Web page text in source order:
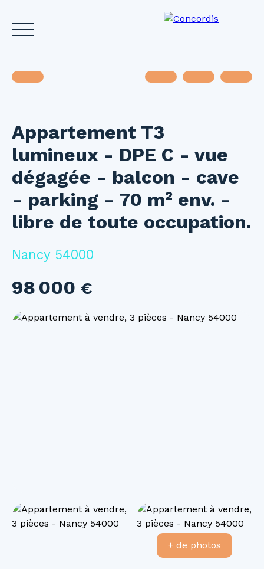
Accueil Acheter Louer Vendre
Estimez votre bien
Appartement T3
lumineux - DPE C - vue
dégagée - balcon - cave
- parking - 70 m² env. -
libre de toute occupation.
Nancy 54000
98 000 €
+ de photos